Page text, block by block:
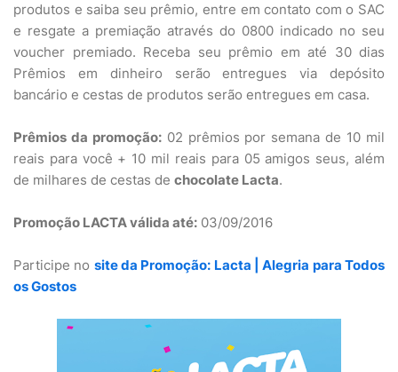
produtos e saiba seu prêmio, entre em contato com o SAC
e resgate a premiação através do 0800 indicado no seu
voucher premiado. Receba seu prêmio em até 30 dias
Prêmios em dinheiro serão entregues via depósito
bancário e cestas de produtos serão entregues em casa.
Prêmios da promoção:02 prêmios por semana de 10 mil
reais para você + 10 mil reais para 05 amigos seus, além
de milhares de cestas de chocolate Lacta.
Promoção LACTA válida até: 03/09/2016
Participe no site da Promoção: Lacta | Alegria para Todos
os Gostos